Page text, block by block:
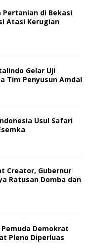
Pertanian di Bekasi
Atasi Kerugian
Gelar Uji
Tim Penyusun Amdal
Usul Safari
Creator, Gubernur
Ratusan Domba dan
Pemuda Demokrat
Pleno Diperluas